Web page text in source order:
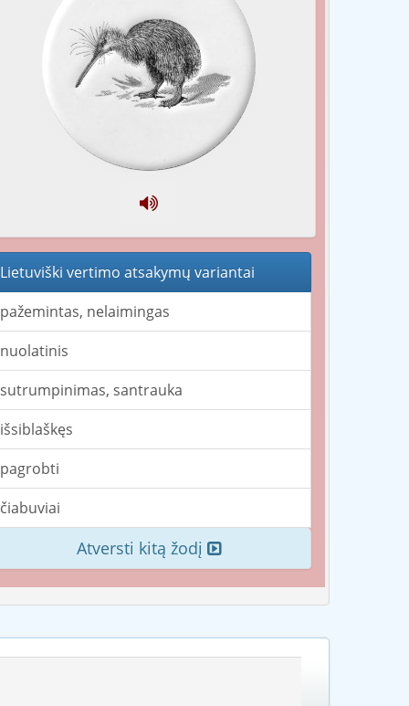
Lietuviški vertimo atsakymų variantai
pažemintas, nelaimingas
nuolatinis
sutrumpinimas, santrauka
išsiblaškęs
pagrobti
čiabuviai
Atversti kitą žodį